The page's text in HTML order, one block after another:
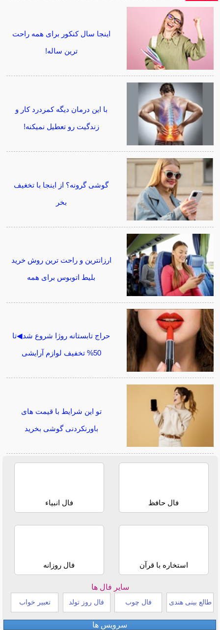
اینجا سال کنکور برای همه راحت
ترین ساله!
با این درمان دیگه کمردرد کار و
زندگیت رو تعطیل نمیکنه!
گوشی گرونه؟ از اینجا با تخغیف
بخر
ارزانترین و راحت ترین روش خرید
بلیط اتوبوس برای همه
حراج تابستانه روژا شروع شد◀تا
50% تخفیف لوازم آرایشی
تو این شرایط با قیمت های
باورنکردنی گوشی بخرید
فال حافظ فال انبیاء
استخاره با قرآن فال روزانه
سایر فال ها
طالع بینی هندی فال چوب فال روز تولد تعبیر خواب
سرویس ها